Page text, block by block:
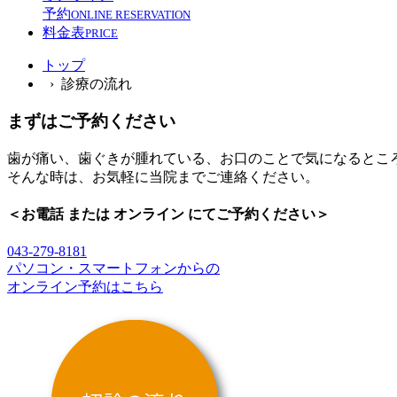
予約ONLINE RESERVATION
料金表PRICE
トップ
› 診療の流れ
まずはご予約ください
歯が痛い、歯ぐきが腫れている、お口のことで気になると
そんな時は、お気軽に当院までご連絡ください。
＜お電話 または オンライン にてご予約ください＞
043-279-8181
パソコン・スマートフォンからの
オンライン予約はこちら